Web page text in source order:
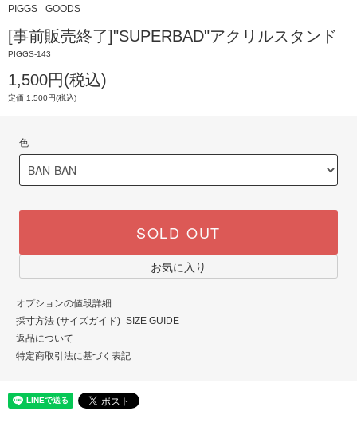
PIGGS GOODS
[事前販売終了]"SUPERBAD"アクリルスタンド
PIGGS-143
1,500円(税込)
定価 1,500円(税込)
色
SOLD OUT
お気に入り
オプションの値段詳細
採寸方法 (サイズガイド)_SIZE GUIDE
返品について
特定商取引法に基づく表記